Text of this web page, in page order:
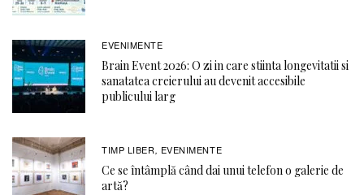
EVENIMENTE
Brain Event 2026: O zi in care stiinta longevitatii si
sanatatea creierului au devenit accesibile
publicului larg
TIMP LIBER, EVENIMENTE
Ce se întâmplă când dai unui telefon o galerie de
artă?